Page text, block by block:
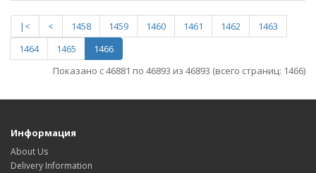
|< < 1458 1459 1460 1461 1462
1463
1464
1465
1466
Показано с 46881 по 46893 из 46893 (всего страниц: 1466)
Информация
About Us
Delivery Information